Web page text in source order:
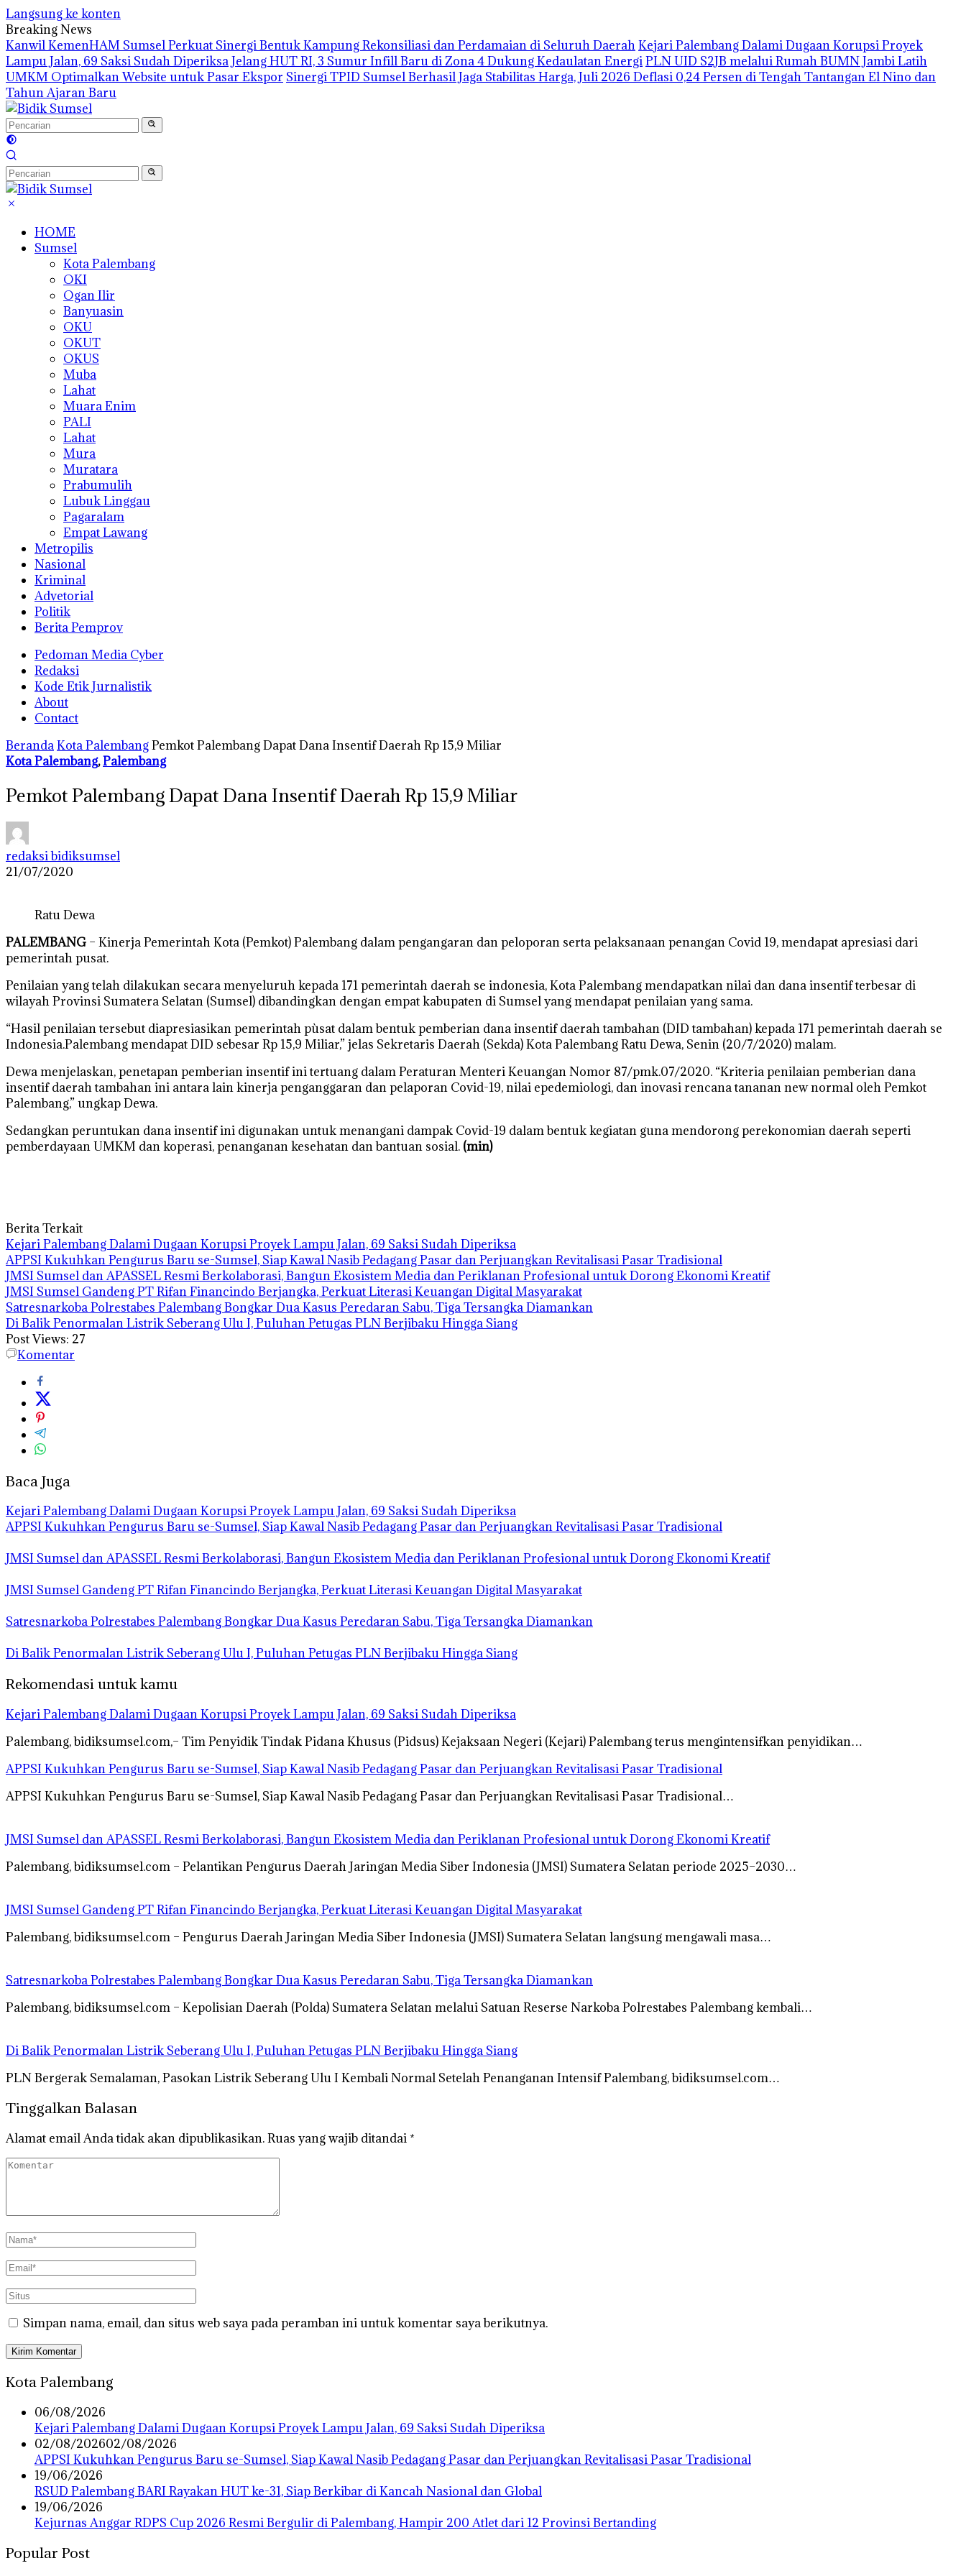
Langsung ke konten
Breaking News
Kanwil KemenHAM Sumsel Perkuat Sinergi Bentuk Kampung Rekonsiliasi dan Perdamaian di Seluruh DaerahKejari Palembang Dalami Dugaan Korupsi Proyek
Lampu Jalan, 69 Saksi Sudah DiperiksaJelang HUT RI, 3 Sumur Infill Baru di Zona 4 Dukung Kedaulatan EnergiPLN UID S2JB melalui Rumah BUMN Jambi Latih
UMKM Optimalkan Website untuk Pasar Ekspor Sinergi TPID Sumsel Berhasil Jaga Stabilitas Harga, Juli 2026 Deflasi 0,24 Persen di Tengah Tantangan El Nino dan
Tahun Ajaran Baru
HOME
Sumsel
Kota Palembang
OKI
Ogan Ilir
Banyuasin
OKU
OKUT
OKUS
Muba
Lahat
Muara Enim
PALI
Lahat
Mura
Muratara
Prabumulih
Lubuk Linggau
Pagaralam
Empat Lawang
Metropilis
Nasional
Kriminal
Advetorial
Politik
Berita Pemprov
Pedoman Media Cyber
Redaksi
Kode Etik Jurnalistik
About
Contact
BerandaKota PalembangPemkot Palembang Dapat Dana Insentif Daerah Rp 15,9 Miliar
Kota Palembang,Palembang
Pemkot Palembang Dapat Dana Insentif Daerah Rp 15,9 Miliar
redaksi bidiksumsel
21/07/2020
Ratu Dewa
PALEMBANG – Kinerja Pemerintah Kota (Pemkot) Palembang dalam pengangaran dan peloporan serta pelaksanaan penangan Covid 19, mendapat apresiasi dari
pemerintah pusat.
Penilaian yang telah dilakukan secara menyeluruh kepada 171 pemerintah daerah se indonesia, Kota Palembang mendapatkan nilai dan dana insentif terbesar di
wilayah Provinsi Sumatera Selatan (Sumsel) dibandingkan dengan empat kabupaten di Sumsel yang mendapat penilaian yang sama.
“Hasil penilaian tersebut diapresiasikan pemerintah pùsat dalam bentuk pemberian dana insentif daerah tambahan (DID tambahan) kepada 171 pemerintah daerah se
Indonesia.Palembang mendapat DID sebesar Rp 15,9 Miliar,” jelas Sekretaris Daerah (Sekda) Kota Palembang Ratu Dewa, Senin (20/7/2020) malam.
Dewa menjelaskan, penetapan pemberian insentif ini tertuang dalam Peraturan Menteri Keuangan Nomor 87/pmk.07/2020. “Kriteria penilaian pemberian dana
insentif daerah tambahan ini antara lain kinerja penganggaran dan pelaporan Covid-19, nilai epedemiologi, dan inovasi rencana tananan new normal oleh Pemkot
Palembang,” ungkap Dewa.
Sedangkan peruntukan dana insentif ini digunakan untuk menangani dampak Covid-19 dalam bentuk kegiatan guna mendorong perekonomian daerah seperti
pemberdayaan UMKM dan koperasi, penanganan kesehatan dan bantuan sosial. (min)
Berita Terkait
Kejari Palembang Dalami Dugaan Korupsi Proyek Lampu Jalan, 69 Saksi Sudah Diperiksa
APPSI Kukuhkan Pengurus Baru se-Sumsel, Siap Kawal Nasib Pedagang Pasar dan Perjuangkan Revitalisasi Pasar Tradisional
JMSI Sumsel dan APASSEL Resmi Berkolaborasi, Bangun Ekosistem Media dan Periklanan Profesional untuk Dorong Ekonomi Kreatif
JMSI Sumsel Gandeng PT Rifan Financindo Berjangka, Perkuat Literasi Keuangan Digital Masyarakat
Satresnarkoba Polrestabes Palembang Bongkar Dua Kasus Peredaran Sabu, Tiga Tersangka Diamankan
Di Balik Penormalan Listrik Seberang Ulu I, Puluhan Petugas PLN Berjibaku Hingga Siang
Post Views: 27
Komentar
Baca Juga
Kejari Palembang Dalami Dugaan Korupsi Proyek Lampu Jalan, 69 Saksi Sudah Diperiksa
APPSI Kukuhkan Pengurus Baru se-Sumsel, Siap Kawal Nasib Pedagang Pasar dan Perjuangkan Revitalisasi Pasar Tradisional
JMSI Sumsel dan APASSEL Resmi Berkolaborasi, Bangun Ekosistem Media dan Periklanan Profesional untuk Dorong Ekonomi Kreatif
JMSI Sumsel Gandeng PT Rifan Financindo Berjangka, Perkuat Literasi Keuangan Digital Masyarakat
Satresnarkoba Polrestabes Palembang Bongkar Dua Kasus Peredaran Sabu, Tiga Tersangka Diamankan
Di Balik Penormalan Listrik Seberang Ulu I, Puluhan Petugas PLN Berjibaku Hingga Siang
Rekomendasi untuk kamu
Kejari Palembang Dalami Dugaan Korupsi Proyek Lampu Jalan, 69 Saksi Sudah Diperiksa
Palembang, bidiksumsel.com,– Tim Penyidik Tindak Pidana Khusus (Pidsus) Kejaksaan Negeri (Kejari) Palembang terus mengintensifkan penyidikan…
APPSI Kukuhkan Pengurus Baru se-Sumsel, Siap Kawal Nasib Pedagang Pasar dan Perjuangkan Revitalisasi Pasar Tradisional
APPSI Kukuhkan Pengurus Baru se-Sumsel, Siap Kawal Nasib Pedagang Pasar dan Perjuangkan Revitalisasi Pasar Tradisional…
JMSI Sumsel dan APASSEL Resmi Berkolaborasi, Bangun Ekosistem Media dan Periklanan Profesional untuk Dorong Ekonomi Kreatif
Palembang, bidiksumsel.com – Pelantikan Pengurus Daerah Jaringan Media Siber Indonesia (JMSI) Sumatera Selatan periode 2025–2030…
JMSI Sumsel Gandeng PT Rifan Financindo Berjangka, Perkuat Literasi Keuangan Digital Masyarakat
Palembang, bidiksumsel.com – Pengurus Daerah Jaringan Media Siber Indonesia (JMSI) Sumatera Selatan langsung mengawali masa…
Satresnarkoba Polrestabes Palembang Bongkar Dua Kasus Peredaran Sabu, Tiga Tersangka Diamankan
Palembang, bidiksumsel.com – Kepolisian Daerah (Polda) Sumatera Selatan melalui Satuan Reserse Narkoba Polrestabes Palembang kembali…
Di Balik Penormalan Listrik Seberang Ulu I, Puluhan Petugas PLN Berjibaku Hingga Siang
PLN Bergerak Semalaman, Pasokan Listrik Seberang Ulu I Kembali Normal Setelah Penanganan Intensif Palembang, bidiksumsel.com…
Tinggalkan Balasan
Alamat email Anda tidak akan dipublikasikan.Ruas yang wajib ditandai *
Simpan nama, email, dan situs web saya pada peramban ini untuk komentar saya berikutnya.
Kota Palembang
06/08/2026
Kejari Palembang Dalami Dugaan Korupsi Proyek Lampu Jalan, 69 Saksi Sudah Diperiksa
02/08/202602/08/2026
APPSI Kukuhkan Pengurus Baru se-Sumsel, Siap Kawal Nasib Pedagang Pasar dan Perjuangkan Revitalisasi Pasar Tradisional
19/06/2026
RSUD Palembang BARI Rayakan HUT ke-31, Siap Berkibar di Kancah Nasional dan Global
19/06/2026
Kejurnas Anggar RDPS Cup 2026 Resmi Bergulir di Palembang, Hampir 200 Atlet dari 12 Provinsi Bertanding
Popular Post